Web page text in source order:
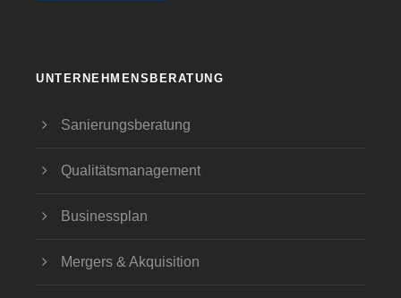
UNTERNEHMENSBERATUNG
Sanierungsberatung
Qualitätsmanagement
Businessplan
Mergers & Akquisition